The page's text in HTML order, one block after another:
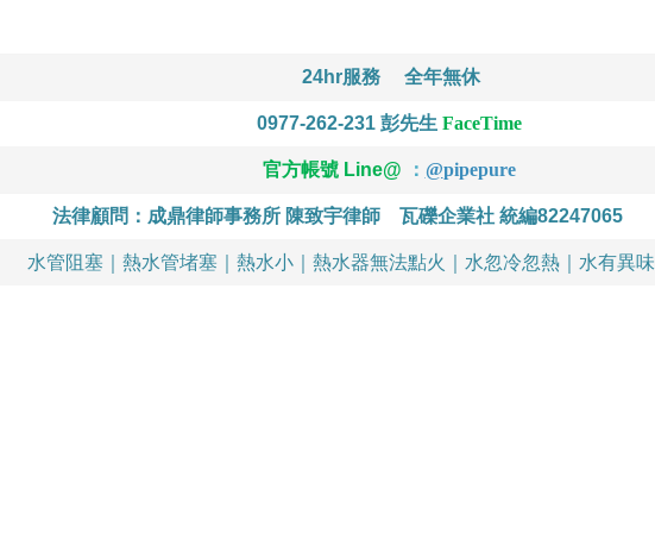
24hr服務 全年無休
0977-262-231 彭先生 FaceTime
官方帳號 Line@ ： @pipepure
法律顧問：成鼎律師事務所 陳致宇律師 瓦礫企業社 統編82247065
水管阻塞｜熱水管堵塞｜熱水小｜熱水器無法點火｜水忽冷忽熱｜水有異